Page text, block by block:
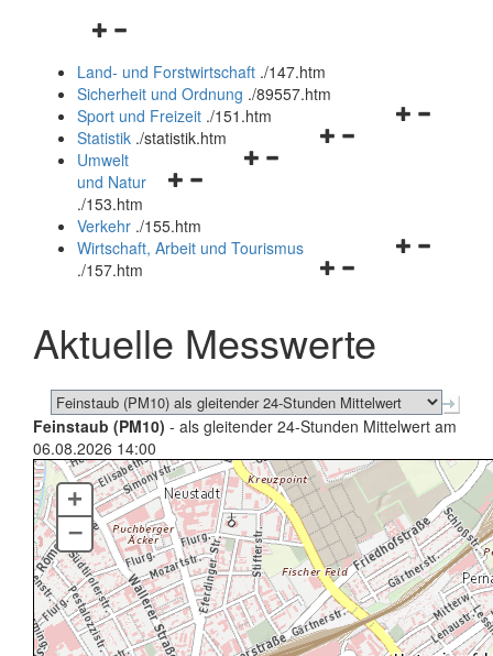
Navigationsmenü
und
schließen
Land- und Forstwirtschaft ./147.htm
Sicherheit und Ordnung ./89557.htm
Navigationsmenü
Sport und Freizeit ./151.htm
Navigationsmenü
Statistik ./statistik.htm
Navigationsmenü
und
schließen
Umwelt
und Natur
./153.htm
Verkehr ./155.htm
Navigationsmenü
schließen
Wirtschaft, Arbeit und Tourismus
./157.htm
Aktuelle Messwerte
Feinstaub (PM10) - als gleitender 24-Stunden Mittelwert am
06.08.2026 14:00
+
–